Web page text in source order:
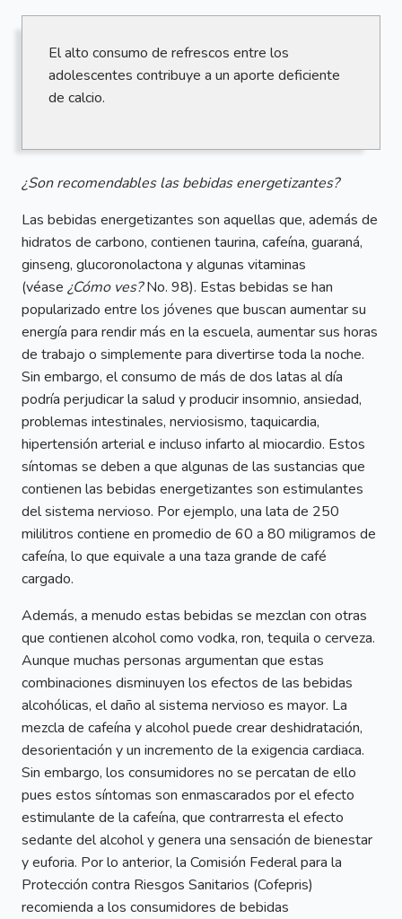
El alto consumo de refrescos entre los
adolescentes contribuye a un aporte deficiente
de calcio.
¿Son recomendables las bebidas energetizantes?
Las bebidas energetizantes son aquellas que, además de
hidratos de carbono, contienen taurina, cafeína, guaraná,
ginseng, glucoronolactona y algunas vitaminas
(véase ¿Cómo ves?No. 98). Estas bebidas se han
popularizado entre los jóvenes que buscan aumentar su
energía para rendir más en la escuela, aumentar sus horas
de trabajo o simplemente para divertirse toda la noche.
Sin embargo, el consumo de más de dos latas al día
podría perjudicar la salud y producir insomnio, ansiedad,
problemas intestinales, nerviosismo, taquicardia,
hipertensión arterial e incluso infarto al miocardio. Estos
síntomas se deben a que algunas de las sustancias que
contienen las bebidas energetizantes son estimulantes
del sistema nervioso. Por ejemplo, una lata de 250
mililitros contiene en promedio de 60 a 80 miligramos de
cafeína, lo que equivale a una taza grande de café
cargado.
Además, a menudo estas bebidas se mezclan con otras
que contienen alcohol como vodka, ron, tequila o cerveza.
Aunque muchas personas argumentan que estas
combinaciones disminuyen los efectos de las bebidas
alcohólicas, el daño al sistema nervioso es mayor. La
mezcla de cafeína y alcohol puede crear deshidratación,
desorientación y un incremento de la exigencia cardiaca.
Sin embargo, los consumidores no se percatan de ello
pues estos síntomas son enmascarados por el efecto
estimulante de la cafeína, que contrarresta el efecto
sedante del alcohol y genera una sensación de bienestar
y euforia. Por lo anterior, la Comisión Federal para la
Protección contra Riesgos Sanitarios (Cofepris)
recomienda a los consumidores de bebidas